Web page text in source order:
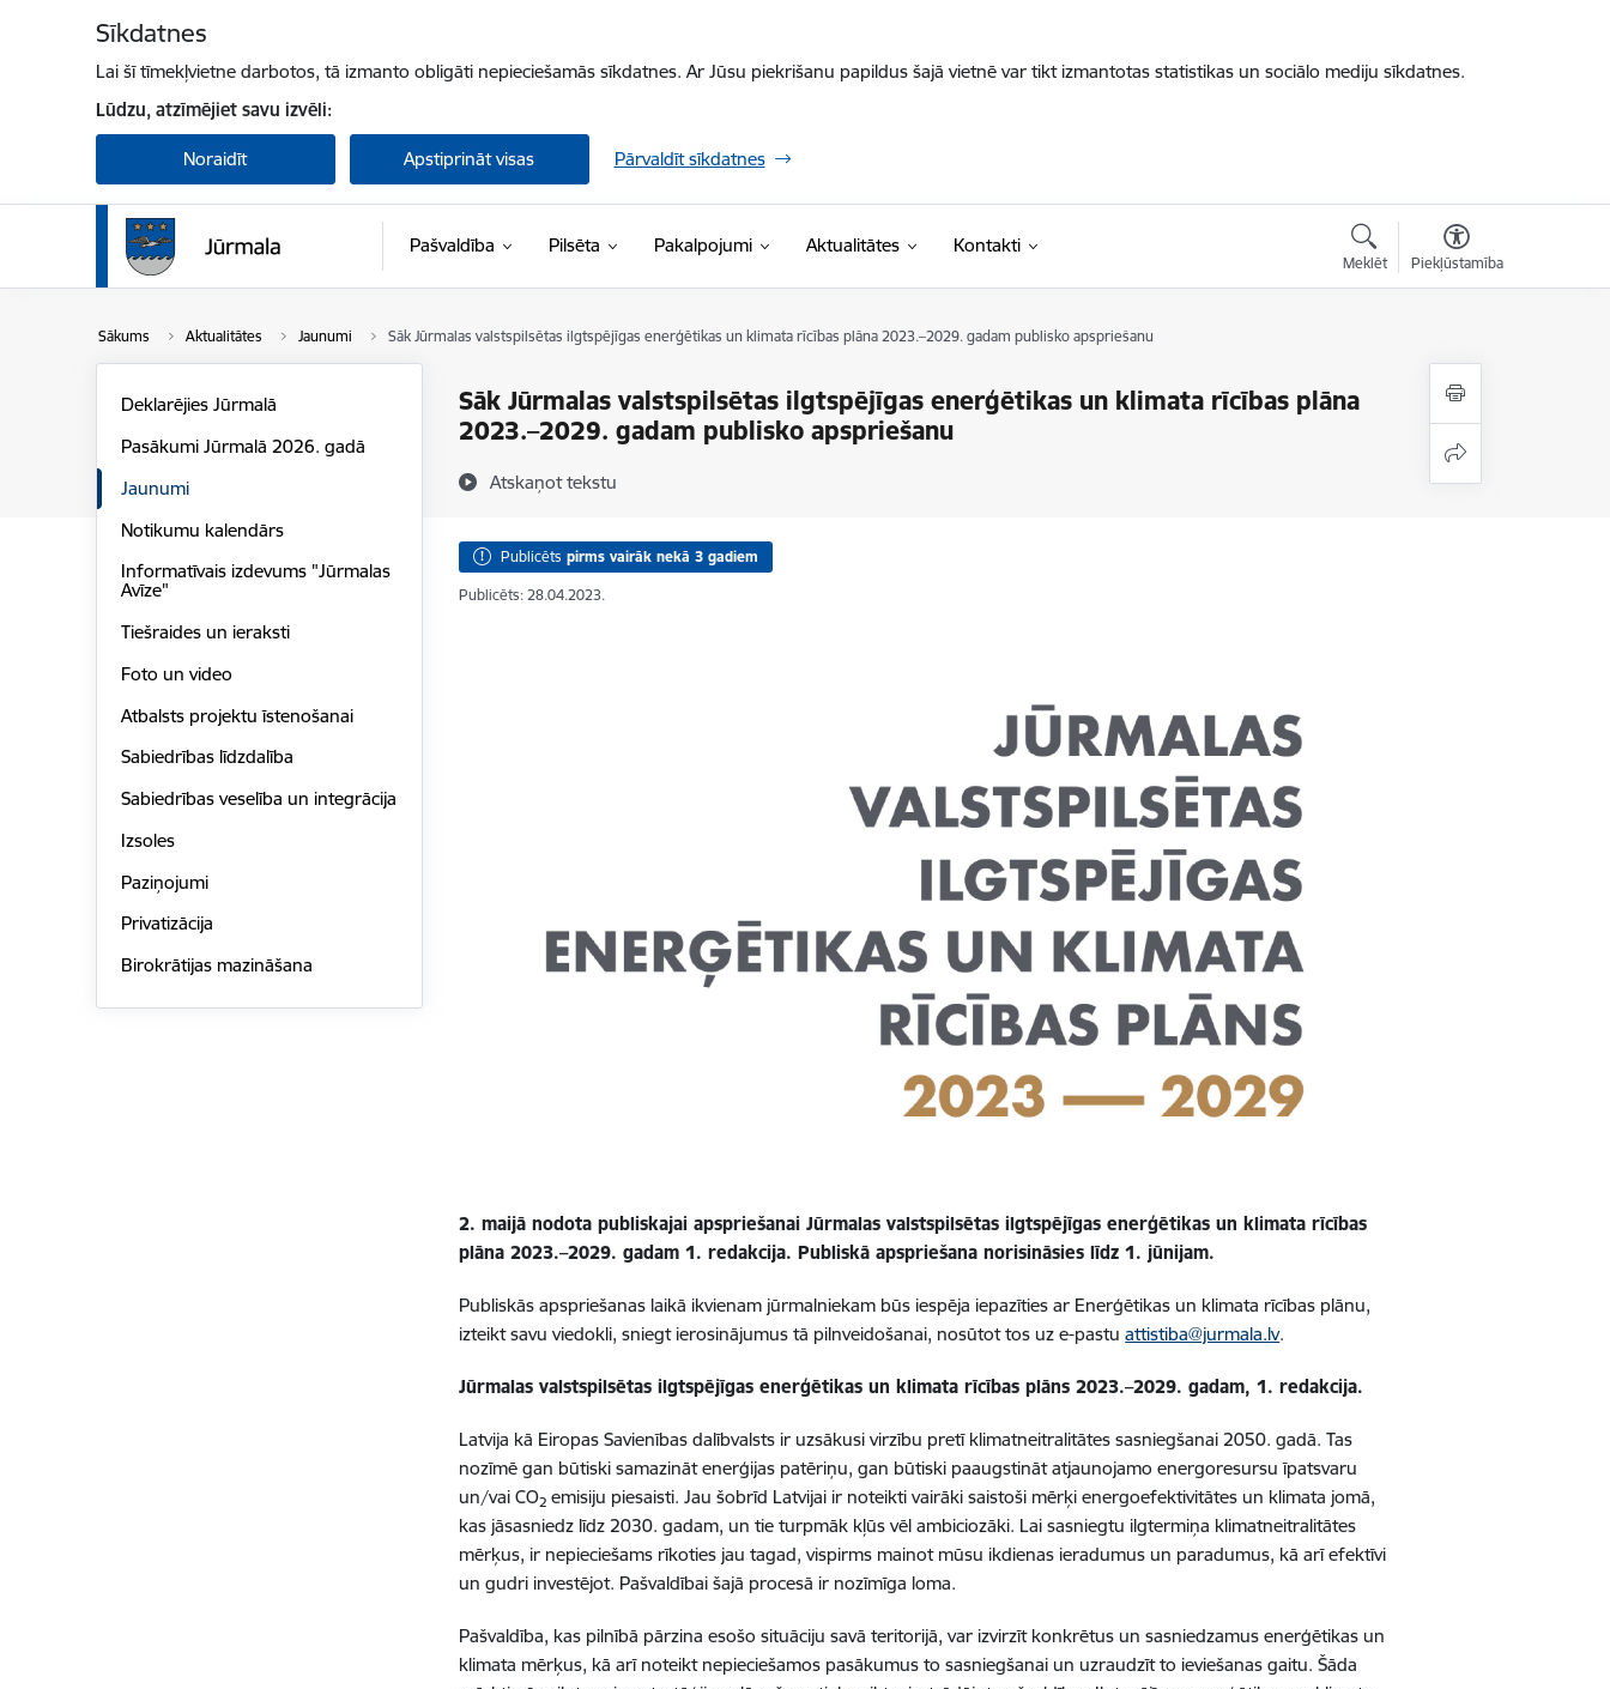
Sīkdatnes
Lai šī tīmekļvietne darbotos, tā izmanto obligāti nepieciešamās sīkdatnes. Ar Jūsu piekrišanu papildus šajā vietnē var tikt izmantotas statistikas un sociālo mediju sīkdatnes.
Lūdzu, atzīmējiet savu izvēli:
Noraidīt Apstiprināt visas Pārvaldīt sīkdatnes
Pašvaldība Pilsēta Pakalpojumi Aktualitātes Kontakti
Meklēt Piekļūstamība
Sākums Aktualitātes Jaunumi Sāk Jūrmalas valstspilsētas ilgtspējīgas enerģētikas un klimata rīcības plāna 2023.–2029. gadam publisko apspriešanu
Sāk Jūrmalas valstspilsētas ilgtspējīgas enerģētikas un klimata rīcības plāna
2023.–2029. gadam publisko apspriešanu
Atskaņot tekstu
Deklarējies Jūrmalā
Pasākumi Jūrmalā 2026. gadā
Jaunumi
Notikumu kalendārs
Informatīvais izdevums "Jūrmalas
Avīze"
Tiešraides un ieraksti
Foto un video
Atbalsts projektu īstenošanai
Sabiedrības līdzdalība
Sabiedrības veselība un integrācija
Izsoles
Paziņojumi
Privatizācija
Birokrātijas mazināšana
Publicēts pirms vairāk nekā 3 gadiem
Publicēts: 28.04.2023.
2. maijā nodota publiskajai apspriešanai Jūrmalas valstspilsētas ilgtspējīgas enerģētikas un klimata rīcības
plāna 2023.–2029. gadam 1. redakcija. Publiskā apspriešana norisināsies līdz 1. jūnijam.
Publiskās apspriešanas laikā ikvienam jūrmalniekam būs iespēja iepazīties ar Enerģētikas un klimata rīcības plānu,
izteikt savu viedokli, sniegt ierosinājumus tā pilnveidošanai, nosūtot tos uz e-pastuattistiba@jurmala.lv.
Jūrmalas valstspilsētas ilgtspējīgas enerģētikas un klimata rīcības plāns 2023.–2029. gadam, 1. redakcija.
Latvija kā Eiropas Savienības dalībvalsts ir uzsākusi virzību pretī klimatneitralitātes sasniegšanai 2050. gadā. Tas
nozīmē gan būtiski samazināt enerģijas patēriņu, gan būtiski paaugstināt atjaunojamo energoresursu īpatsvaru
un/vaiCO2 emisiju piesaisti. Jau šobrīd Latvijai ir noteikti vairāki saistoši mērķi energoefektivitātes un klimata jomā,
kas jāsasniedz līdz 2030. gadam, un tie turpmāk kļūs vēl ambiciozāki. Lai sasniegtu ilgtermiņa klimatneitralitātes
mērķus, ir nepieciešams rīkoties jau tagad, vispirms mainot mūsu ikdienas ieradumus un paradumus, kā arī efektīvi
un gudri investējot. Pašvaldībai šajā procesā ir nozīmīga loma.
Pašvaldība, kas pilnībā pārzina esošo situāciju savā teritorijā, var izvirzīt konkrētus un sasniedzamus enerģētikas un
klimata mērķus, kā arī noteikt nepieciešamos pasākumus to sasniegšanai un uzraudzīt to ieviešanas gaitu. Šāda